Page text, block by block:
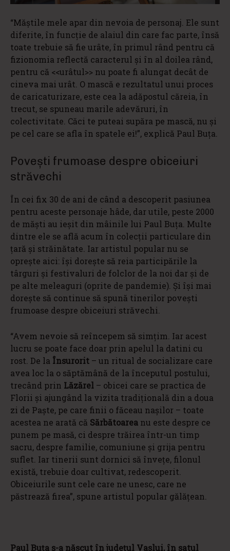
“Măștile mele apar din nevoia de personaj. Ele sunt
diferite, în funcție de alaiul din care fac parte, însă
toate trebuie să fie urâte, în primul rând pentru că
fizionomia reflectă caracterul și în al doilea rând,
pentru că <<urâtul>> nu poate fi alungat decât de
cineva mai urât. O mască e rezultatul unui proces
de caricaturizare, este cea la adăpostul căreia, în
trecut, se spuneau marile adevăruri, în
colectivitate. Căci te puteai supăra pe mască, nu și
pe cel care se afla în spatele ei!”, explică Paul Buța.
Povești frumoase despre obiceiuri
străvechi
În cei fix 30 de ani de când a descoperit pasiunea
pentru aceste personaje hâde, dar utile, peste 2000
de măști au ieșit din mâinile lui Paul Buța. Multe
dintre ele se află acum în colecții particulare din
țară și străinătate. Iar artistul popular nu se
oprește aici: își dorește să reia participările la
târguri și festivaluri de folclor de la noi dar și de
pe alte meleaguri (oprite de pandemie). Și își mai
dorește să continue să spună tinerilor povești
frumoase despre obiceiuri străvechi.
“Avem nevoie să reîncepem să simțim. Iar acest
lucru se poate face doar prin apelul la datini cu
rost. De la Însurorit – un ritual de socializare care
avea loc la o săptămână de la începutul postului,
trecând prin Lăzărel – obicei care se practica de
Florii și ajungând la vizita tradițională din a doua
zi de Paște, pe care finii o făceau nașilor – toate
acestea ne arată că Sărbătoarea nu este despre ce
punem pe masă, ci despre trăirea într-un timp
sacru, despre familie, comuniune și grija pentru
suflet. Iar tinerii sunt dornici să învețe, filonul
există, trebuie doar cultivat, redescoperit.
Obiceiurile sunt cele care ne unesc, care ne
păstrează firea”, spune artistul popular gălățean.
Paul Buţa s-a născut în judeţul Vaslui, în satul